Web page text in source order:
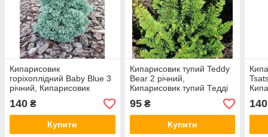
Кипарисовик
горіхоплідний Baby Blue 3
річний, Кипарисовик
горохоплодный Бебі Блю,
Chamaecyparis Baby Blue
140 ₴
Купити
Кипарисовик тупий Teddy
Bear 2 річний,
Кипарисовик тупий Тедді
Бір, Chamaecyparis obtusa
Teddy Bear
95₴
Купити
140